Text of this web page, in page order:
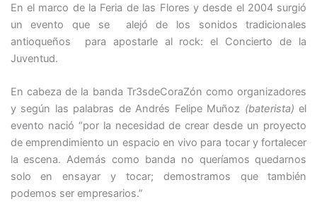
En el marco de la Feria de las Flores y desde el 2004 surgió
un evento que se alejó de los sonidos tradicionales
antioqueños para apostarle al rock: el Concierto de la
Juventud.
En cabeza de la banda Tr3sdeCoraZón como organizadores
y según las palabras de Andrés Felipe Muñoz (baterista) el
evento nació “por la necesidad de crear desde un proyecto
de emprendimiento un espacio en vivo para tocar y fortalecer
la escena. Además como banda no queríamos quedarnos
solo en ensayar y tocar; demostramos que también
podemos ser empresarios.”